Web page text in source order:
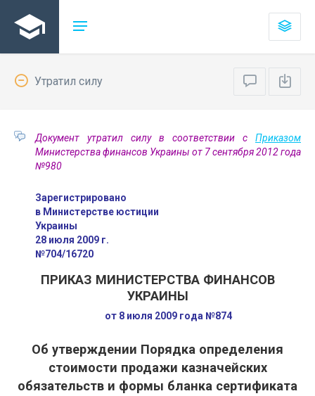
Утратил силу
Документ утратил силу в соответствии с Приказом
Министерства финансов Украины от 7 сентября 2012 года
№980
Зарегистрировано
в Министерстве юстиции
Украины
28 июля 2009 г.
№704/16720
ПРИКАЗ МИНИСТЕРСТВА ФИНАНСОВ
УКРАИНЫ
от 8 июля 2009 года №874
Об утверждении Порядка определения
стоимости продажи казначейских
обязательств и формы бланка сертификата